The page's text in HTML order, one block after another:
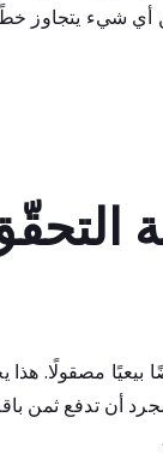
أي شيء يتجاوز
مصقولًا. هذا
أن تدفع ثمن